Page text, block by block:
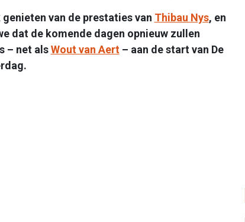
van de prestaties van Thibau Nys, en
dat de komende dagen opnieuw zullen
– net alsWout van Aert– aan de start van De